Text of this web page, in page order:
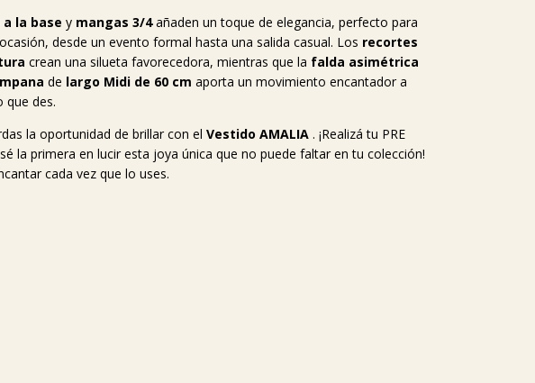
la base y mangas 3/4añaden un toque de elegancia, perfecto para
desde un evento formal hasta una salida casual. Los recortes
crean una silueta favorecedora, mientras que la falda asimétrica
de largo Midi de 60 cm aporta un movimiento encantador a
que des.
la oportunidad de brillar con el Vestido AMALIA . ¡Realizá tu PRE
la primera en lucir esta joya única que no puede faltar en tu colección!
cada vez que lo uses.